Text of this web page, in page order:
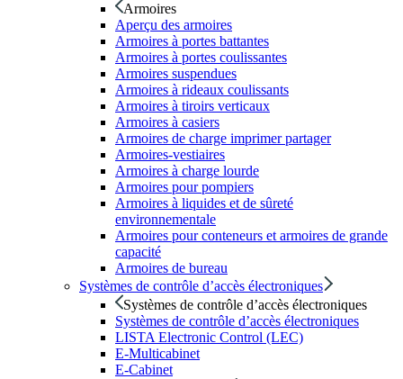
Armoires
Aperçu des armoires
Armoires à portes battantes
Armoires à portes coulissantes
Armoires suspendues
Armoires à rideaux coulissants
Armoires à tiroirs verticaux
Armoires à casiers
Armoires de charge imprimer partager
Armoires-vestiaires
Armoires à charge lourde
Armoires pour pompiers
Armoires à liquides et de sûreté
environnementale
Armoires pour conteneurs et armoires de grande
capacité
Armoires de bureau
Systèmes de contrôle d’accès électroniques
Systèmes de contrôle d’accès électroniques
Systèmes de contrôle d’accès électroniques
LISTA Electronic Control (LEC)
E-Multicabinet
E-Cabinet